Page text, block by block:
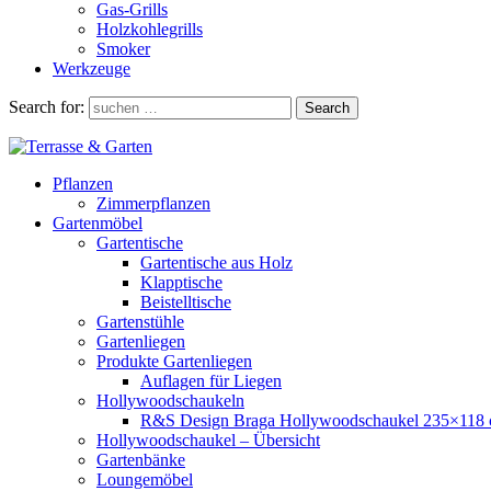
Gas-Grills
Holzkohlegrills
Smoker
Werkzeuge
Search for: Search
Pflanzen
Zimmerpflanzen
Gartenmöbel
Gartentische
Gartentische aus Holz
Klapptische
Beistelltische
Gartenstühle
Gartenliegen
Produkte Gartenliegen
Auflagen für Liegen
Hollywoodschaukeln
R&S Design Braga Hollywoodschaukel 235×118
Hollywoodschaukel – Übersicht
Gartenbänke
Loungemöbel